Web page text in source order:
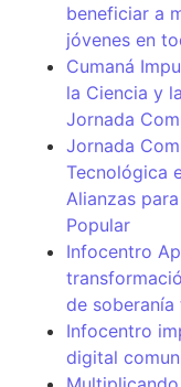
beneficiar a
jóvenes en
Cumaná
la Ciencia y
Jornada
Jornada
Tecnológica
Alianzas
Popular
Infocentro
de
Infocentro
digital